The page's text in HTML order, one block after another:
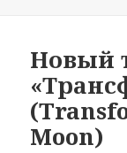
Новый
Moon)